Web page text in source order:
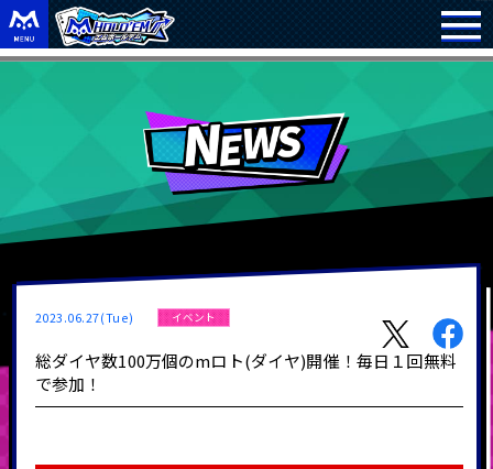
2023.06.27(Tue) イベント
総ダイヤ数100万個のmロト(ダイヤ)開催！毎日１回無料
で参加！